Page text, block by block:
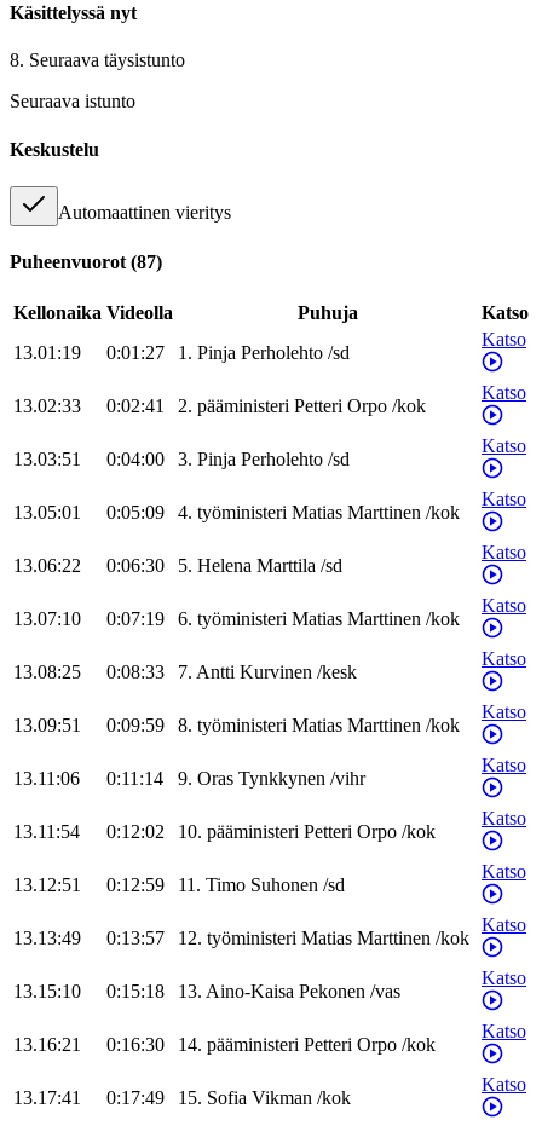
Käsittelyssä nyt
8. Seuraava täysistunto
Seuraava istunto
Keskustelu
Automaattinen vieritys
Puheenvuorot (87)
Kellonaika Videolla Puhuja
Katso
13.01:19
0:01:27 1. Pinja Perholehto /sd
Katso
13.02:33 0:02:41 2. pääministeri Petteri Orpo /kok
Katso
13.03:51 0:04:00 3. Pinja Perholehto /sd
Katso
13.05:01 0:05:09 4. työministeri Matias Marttinen /kok
Katso
13.06:22 0:06:30 5. Helena Marttila /sd
Katso
13.07:10 0:07:19 6. työministeri Matias Marttinen /kok
Katso
13.08:25 0:08:33 7. Antti Kurvinen /kesk
Katso
13.09:51 0:09:59 8. työministeri Matias Marttinen /kok
Katso
13.11:06 0:11:14 9. Oras Tynkkynen /vihr
Katso
13.11:54 0:12:02 10. pääministeri Petteri Orpo /kok
Katso
13.12:51 0:12:59 11. Timo Suhonen /sd
Katso
13.13:49 0:13:57 12. työministeri Matias Marttinen /kok
Katso
13.15:10 0:15:18 13. Aino-Kaisa Pekonen /vas
Katso
13.16:21 0:16:30 14. pääministeri Petteri Orpo /kok
Katso
13.17:41 0:17:49 15. Sofia Vikman /kok
Katso